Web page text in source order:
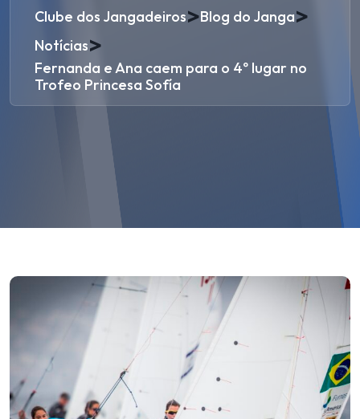
Clube dos Jangadeiros>Blog do Janga>
Notícias>
Fernanda e Ana caem para o 4º lugar no
Trofeo Princesa Sofía